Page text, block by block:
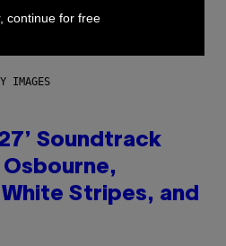
IMAGES
Soundtrack
Osbourne,
Stripes, and
continue for free